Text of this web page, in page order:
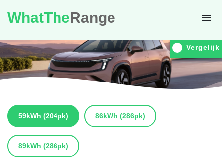
WhatTheRange
Vergelijk
59kWh (204pk) 86kWh (286pk)
89kWh (286pk)